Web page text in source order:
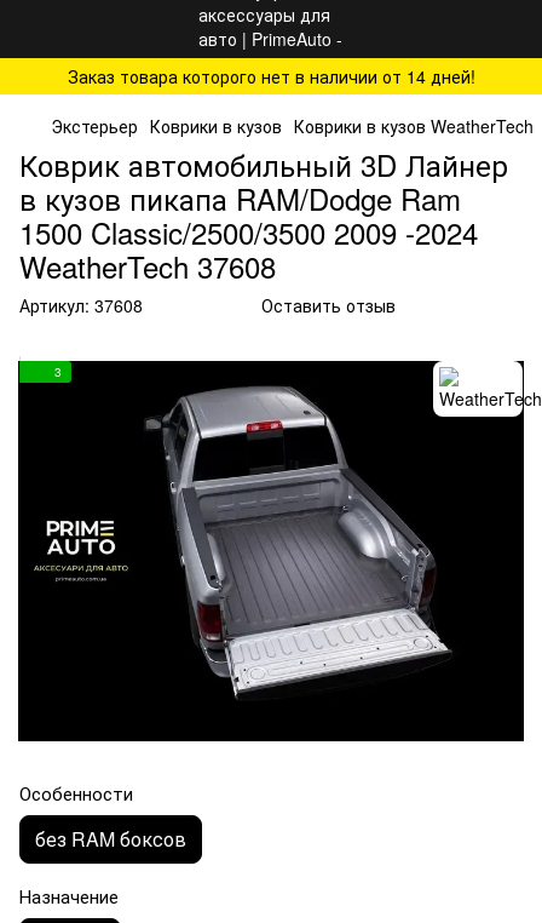
Заказ товара которого нет в наличии от 14 дней!
Экстерьер Коврики в кузов Коврики в кузов WeatherTech
Коврик автомобильный 3D Лайнер
в кузов пикапа RAM/Dodge Ram
1500 Classic/2500/3500 2009 -2024
WeatherTech 37608
Артикул: 37608 Оставить отзыв
3
Особенности
без RAM боксов
Назначение